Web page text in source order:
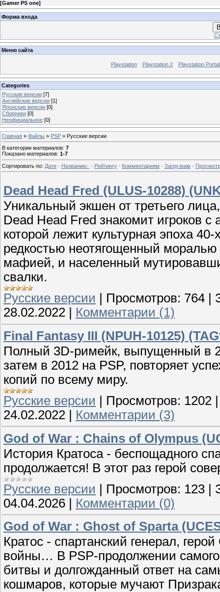
[Gamer PS one]
Форма входа
Меню сайта
Playstation Playstation 2 Playstation
Categories
Русские версии [7]
Английские версии [1]
Японские версии [0]
Сборники [0]
Неофициальное [0]
Главная » Файлы » PSP » Русские версии
В категории материалов: 7
Показано материалов: 1-7
Сортировать по: Дате · Названию · Рейтингу · Комментариям · Загрузкам ·
Dead Head Fred (ULUS-10288)
Уникальный экшен от третьего
Dead Head Fred знакомит игроков
которой лежит культурная эпоха
редкостью неотягощенный
мафией, и населенный
свалки.
Русские версии
Просмотров: 764
28.02.2022
Комментарии (1)
Final Fantasy III (NPUH-10125)
Полный 3D-римейк, выпущенный в
затем в 2012 на PSP, повторяет
копий по всему миру.
Русские версии
Просмотров: 1202
24.02.2022
Комментарии (3)
God of War : Chains of Olympus
История Кратоса - беспощадного
продолжается! В этот раз герой
Русские версии | Просмотров: 123 |
04.04.2026 | Комментарии (0)
God of War : Ghost of Sparta
Кратос - спартанский генерал,
войны… В PSP-продолжении
битвы и долгожданный ответ на
кошмаров, которые мучают